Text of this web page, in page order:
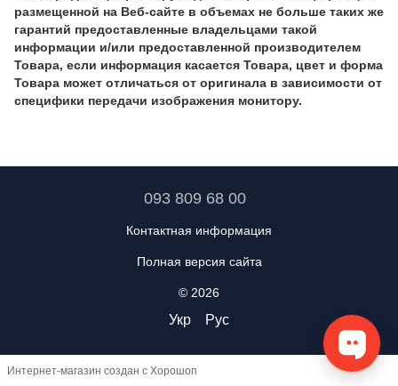
размещенной на Веб-сайте в объемах не больше таких же
гарантий предоставленные владельцами такой
информации и/или предоставленной производителем
Товара, если информация касается Товара, цвет и форма
Товара может отличаться от оригинала в зависимости от
специфики передачи изображения монитору.
093 809 68 00
Контактная информация
Полная версия сайта
© 2026
Укр Рус
Интернет-магазин создан с Хорошоп